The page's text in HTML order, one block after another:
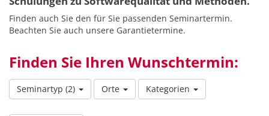
Finden auch Sie den für Sie passenden Seminartermin.
Beachten Sie auch unsere Garantietermine.
Finden Sie Ihren Wunschtermin:
Seminartyp (2) Orte Kategorien